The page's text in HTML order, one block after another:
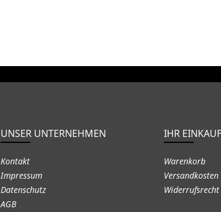
UNSER UNTERNEHMEN
Kontakt
Impressum
Datenschutz
AGB
IHR EINKAUF
Warenkorb
Versandkosten
Widerrufsrecht